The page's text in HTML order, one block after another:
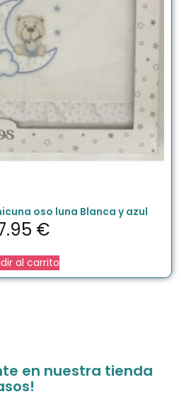
oso luna Blanca y azul
€
al carrito
en nuestra tienda